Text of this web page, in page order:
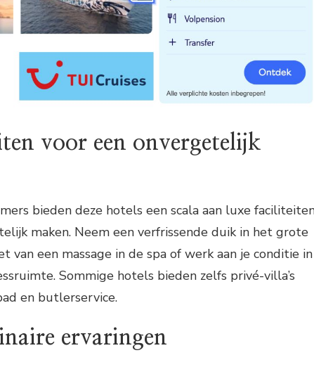
voor een onvergetelijk
bieden deze hotels een scala aan luxe
maken. Neem een verfrissende duik in het grote
van een massage in de spa of werk aan je conditie in
Sommige hotels bieden zelfs privé-villa’s
en butlerservice.
ervaringen